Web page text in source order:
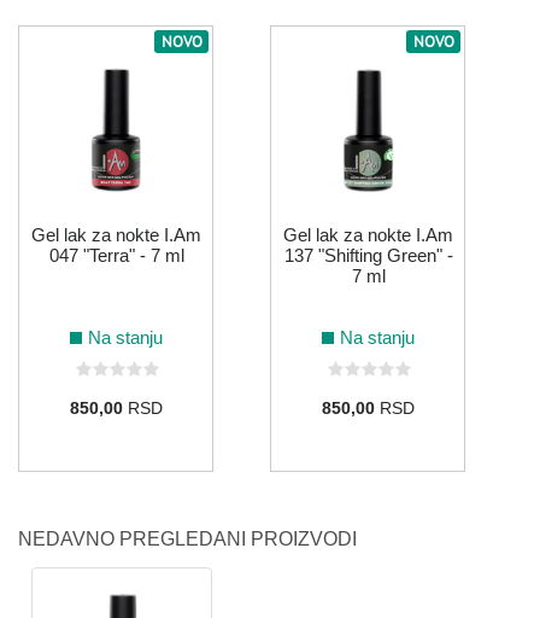
181
NOVO
Gel lak za nokte I.Am
047 "Terra" - 7 ml
Na stanju
850,00RSD
NOVO
Gel lak za nokte I.Am
137 "Shifting Green" -
7 ml
Na stanju
850,00RSD
NEDAVNO PREGLEDANI PROIZVODI